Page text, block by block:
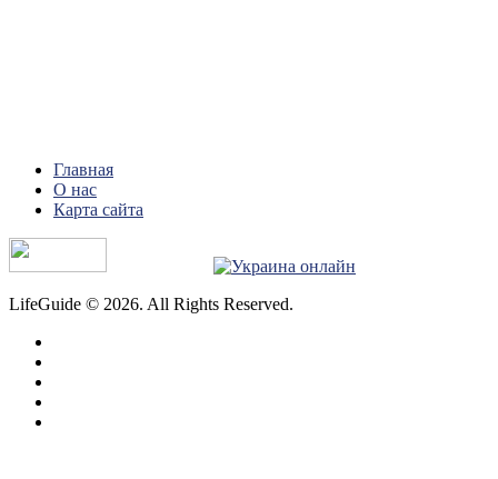
Главная
О нас
Карта сайта
LifeGuide © 2026. All Rights Reserved.